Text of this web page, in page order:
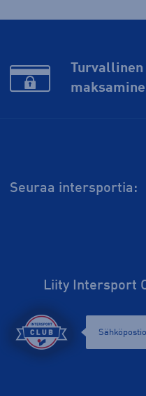
Turvallinen
Seuraa intersportia:
Liity Intersport